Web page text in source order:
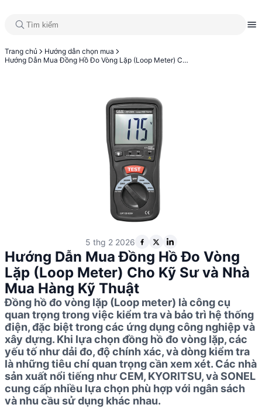
Trang chủ
Hướng dẫn chọn mua
Hướng Dẫn Mua Đồng Hồ Đo Vòng Lặp (Loop Meter) Cho Kỹ Sư và Nhà Mua Hàng Kỹ Thuật
5 thg 2 2026
Hướng Dẫn Mua Đồng Hồ Đo Vòng
Lặp (Loop Meter) Cho Kỹ Sư và Nhà
Mua Hàng Kỹ Thuật
Đồng hồ đo vòng lặp (Loop meter) là công cụ
quan trọng trong việc kiểm tra và bảo trì hệ thống
điện, đặc biệt trong các ứng dụng công nghiệp và
xây dựng. Khi lựa chọn đồng hồ đo vòng lặp, các
yếu tố như dải đo, độ chính xác, và dòng kiểm tra
là những tiêu chí quan trọng cần xem xét. Các nhà
sản xuất nổi tiếng như CEM, KYORITSU, và SONEL
cung cấp nhiều lựa chọn phù hợp với ngân sách
và nhu cầu sử dụng khác nhau.